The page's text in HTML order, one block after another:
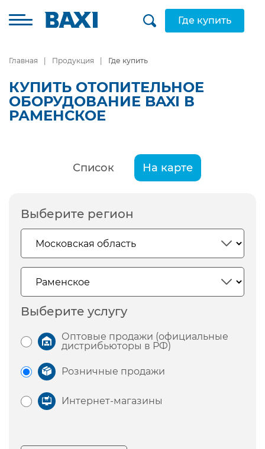
Где купить
Главная Продукция Где купить
КУПИТЬ ОТОПИТЕЛЬНОЕ
ОБОРУДОВАНИЕ BAXI В
РАМЕНСКОЕ
Список На карте
Выберите регион
Выберите услугу
Оптовые продажи (официальные
дистрибьюторы в РФ)
Розничные продажи
Интернет-магазины